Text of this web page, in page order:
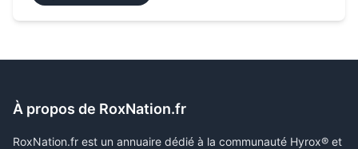
À propos de RoxNation.fr
RoxNation.fr est un annuaire dédié à la communauté Hyrox® et